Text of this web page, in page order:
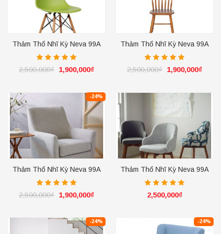
Thảm Thổ Nhĩ Kỳ Neva 99A
Ivory
2,500,000₫ 1,900,000₫
Thảm Thổ Nhĩ Kỳ Neva 99A
Ivory
2,500,000₫ 1,900,000₫
-24%
Thảm Thổ Nhĩ Kỳ Neva 99A
Ivory
2,500,000₫ 1,900,000₫
Thảm Thổ Nhĩ Kỳ Neva 99A
Ivory
2,500,000₫
-24% -24%